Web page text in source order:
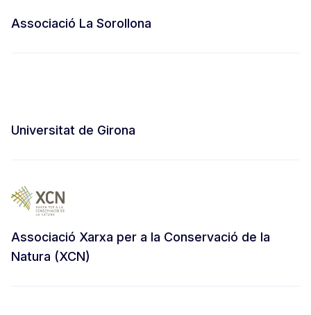
Associació La Sorollona
Universitat de Girona
Associació Xarxa per a la Conservació de la
Natura (XCN)